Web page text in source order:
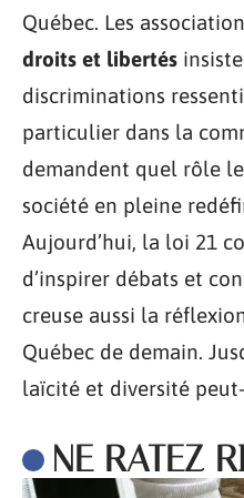
Québec. Les
droits et libertés
discriminations
particulier dans la
demandent quel rôle
société en pleine
Aujourd’hui, la loi 21
d’inspirer débats et
creuse aussi la
Québec de demain.
laïcité et diversité
NE RATEZ